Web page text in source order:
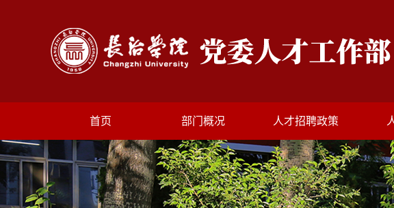
首页 部门概况 人才招聘政策